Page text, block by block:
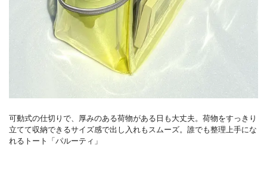
可動式の仕切りで、厚みのある荷物がある日も大丈夫。荷物をすっきり
立てて収納できるサイズ感で出し入れもスムーズ。誰でも整理上手にな
れるトート「パルーティ」